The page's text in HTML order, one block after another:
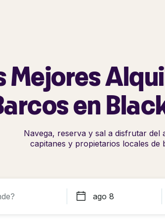
Mejores
en
Navega, reserva y sal a disfrutar del
capitanes y propietarios locales de